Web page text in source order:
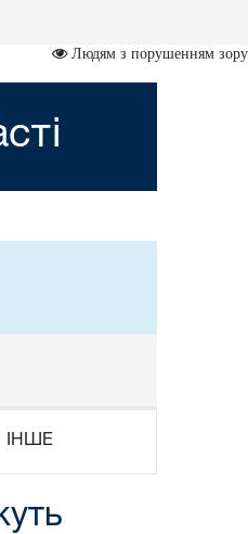
Людям з порушенням зору
ІНШЕ